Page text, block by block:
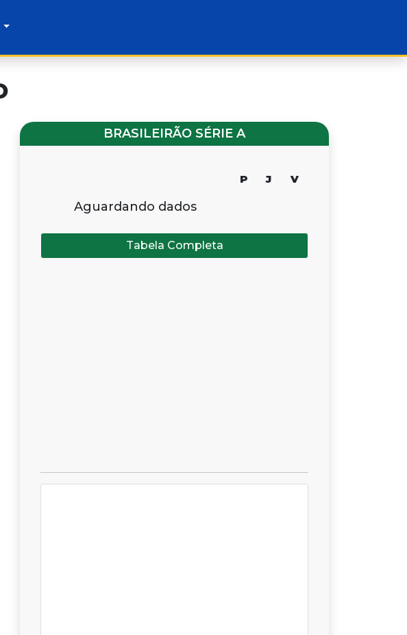
BRASILEIRÃO SÉRIE A
P J V
Aguardando dados
Tabela Completa